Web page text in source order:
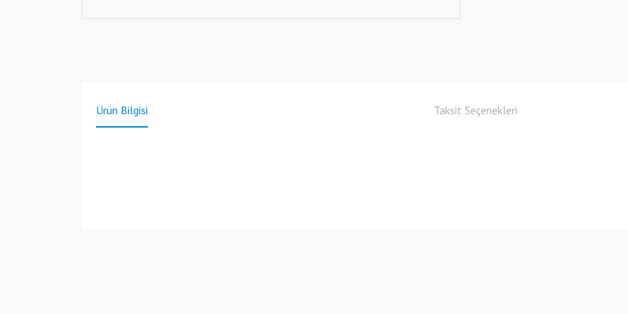
Ürün Bilgisi Taksit Seçenekleri